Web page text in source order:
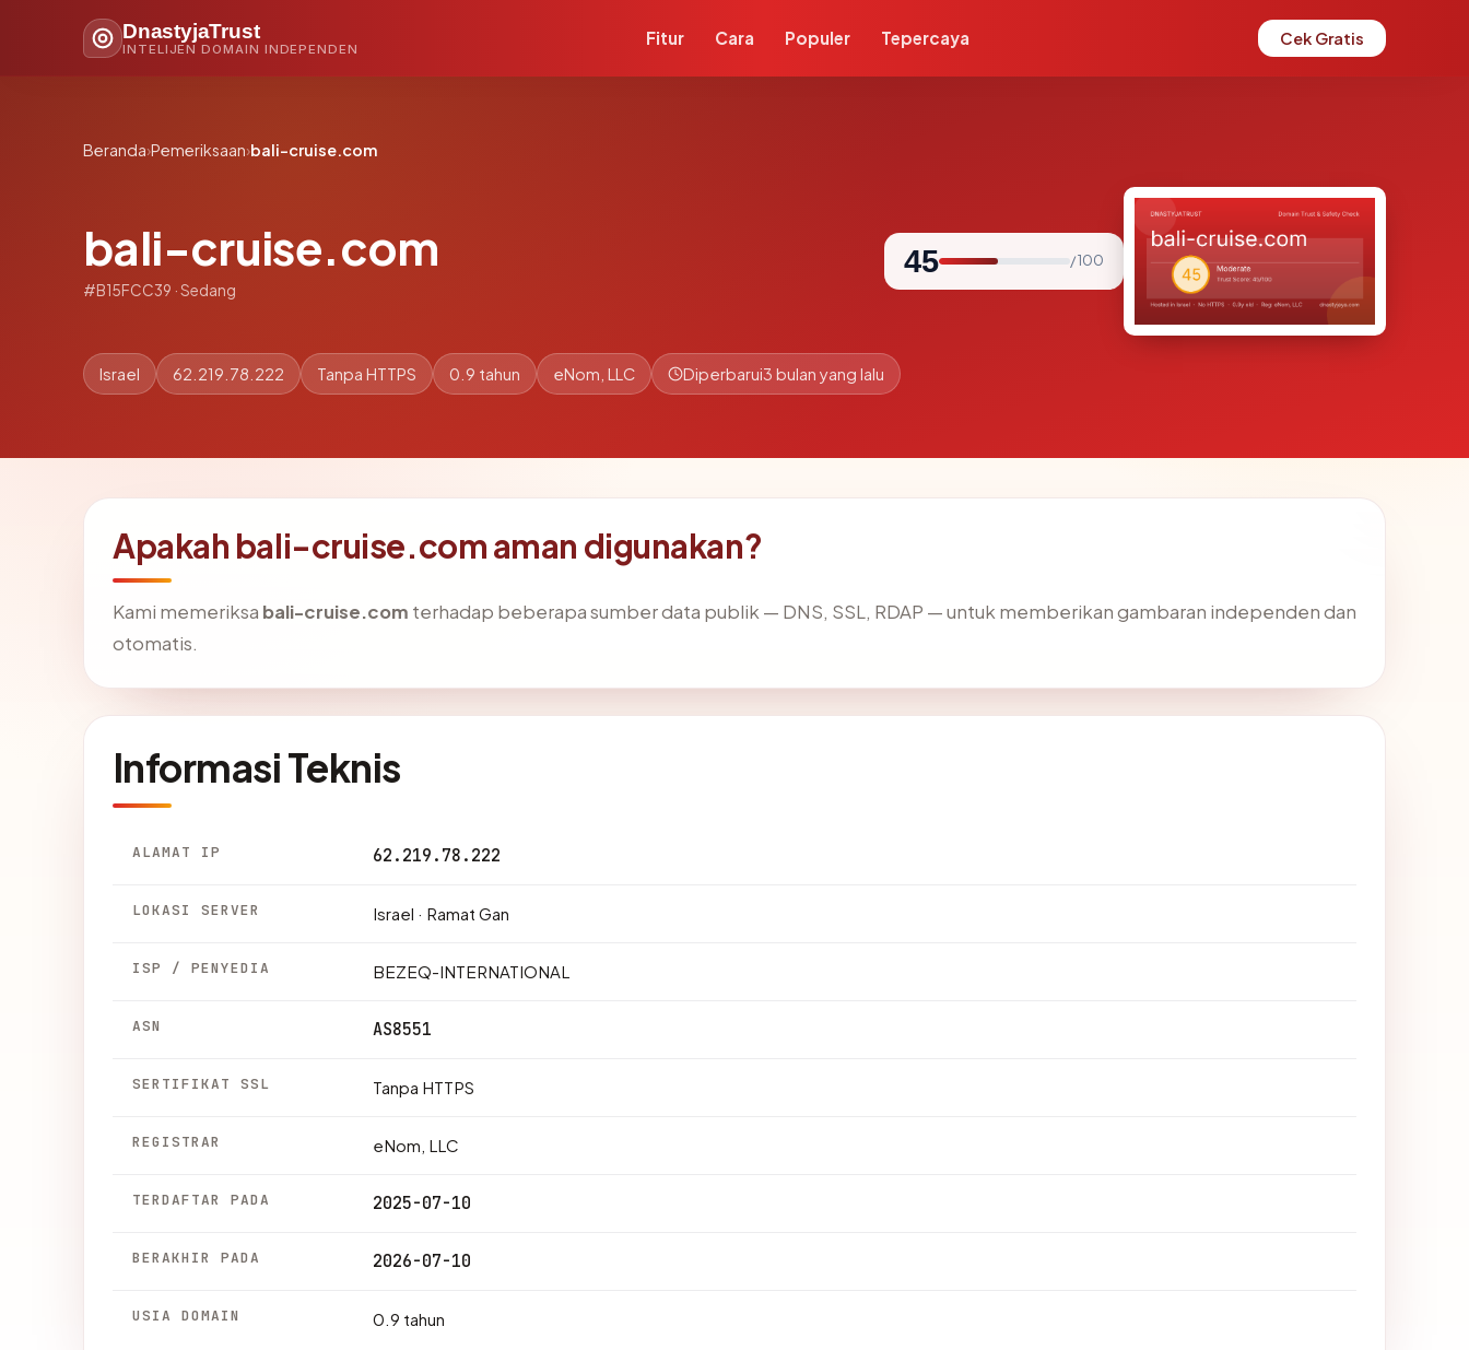
DnastyjaTrust
INTELIJEN DOMAIN INDEPENDEN
Fitur Cara Populer Tepercaya Cek Gratis
Beranda›Pemeriksaan›bali-cruise.com
bali-cruise.com
#B15FCC39 · Sedang
45 / 100
Israel 62.219.78.222 Tanpa HTTPS 0.9 tahun eNom, LLC Diperbarui3 bulan yang lalu
Apakah bali-cruise.com aman digunakan?
Kami memeriksa bali-cruise.com terhadap beberapa sumber data publik — DNS, SSL, RDAP — untuk memberikan gambaran independen dan
otomatis.
Informasi Teknis
ALAMAT IP 62.219.78.222
LOKASI SERVER Israel · Ramat Gan
ISP / PENYEDIA BEZEQ-INTERNATIONAL
ASN AS8551
SERTIFIKAT SSL Tanpa HTTPS
REGISTRAR eNom, LLC
TERDAFTAR PADA 2025-07-10
BERAKHIR PADA 2026-07-10
USIA DOMAIN 0.9 tahun